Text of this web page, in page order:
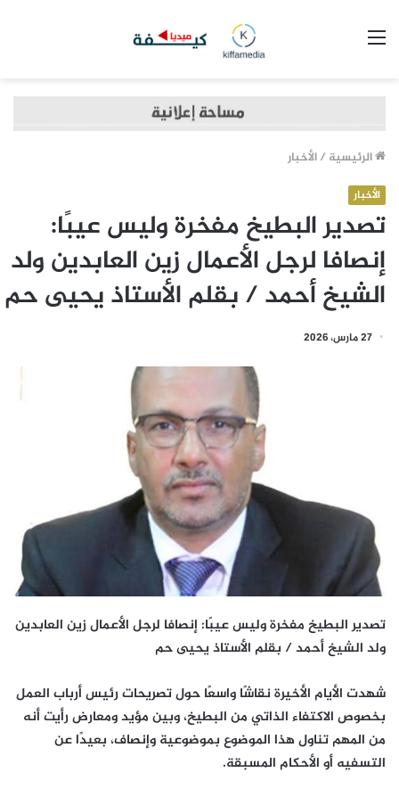
الرئيسية /الأخبار
الأخبار
تصدير البطيخ مفخرة وليس عيبًا:
إنصافا لرجل الأعمال زين العابدين ولد
الشيخ أحمد / بقلم الأستاذ يحيى حم
27 مارس، 2026
تصدير البطيخ مفخرة وليس عيبًا: إنصافا لرجل الأعمال زين العابدين
ولد الشيخ أحمد / بقلم الأستاذ يحيى حم
شهدت الأيام الأخيرة نقاشًا واسعًا حول تصريحات رئيس أرباب العمل
بخصوص الاكتفاء الذاتي من البطيخ، وبين مؤيد ومعارض رأيت أنه
من المهم تناول هذا الموضوع بموضوعية وإنصاف، بعيدًا عن
التسفيه أو الأحكام المسبقة.